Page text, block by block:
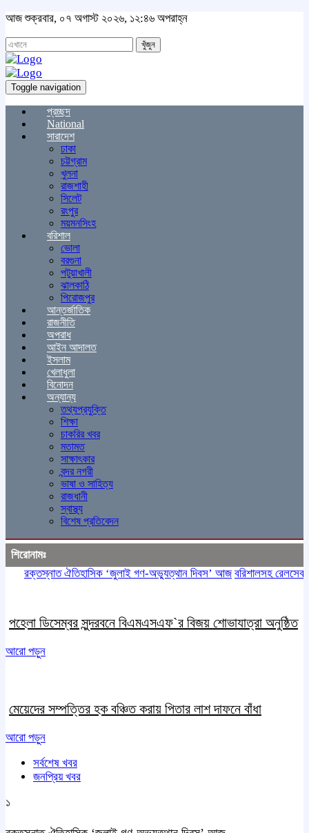
আজ শুক্রবার, ০৭ অগাস্ট ২০২৬, ১২:৪৬ অপরাহ্ন
খুঁজুন
Toggle navigation
প্রচ্ছদ
National
সারাদেশ
ঢাকা
চট্টগ্রাম
খুলনা
রাজশাহী
সিলেট
রংপুর
ময়মনসিংহ
বরিশাল
ভোলা
বরগুনা
পটুয়াখালী
ঝালকাঠি
পিরোজপুর
আন্তর্জাতিক
রাজনীতি
অপরাধ
আইন আদালত
ইসলাম
খেলাধুলা
বিনোদন
অন্যান্য
তথ্যপ্রযুক্তি
শিক্ষা
চাকরির খবর
মতামত
সাক্ষাৎকার
বন্দর নগরী
ভাষা ও সাহিত্য
রাজধানী
স্বাস্থ্য
বিশেষ প্রতিবেদন
শিরোনামঃ
রক্তস্নাত ঐতিহাসিক ‌‘জুলাই গণ-অভ্যুত্থান দিবস’ আজ বরিশালসহ রেলসেবা
পহেলা ডিসেম্বর সুন্দরবনে বিএমএসএফ`র বিজয় শোভাযাত্রা অনুষ্ঠিত
আরো পড়ুন
মেয়েদের সম্পত্তির হক বঞ্চিত করায় পিতার লাশ দাফনে বাঁধা
আরো পড়ুন
সর্বশেষ খবর
জনপ্রিয় খবর
১